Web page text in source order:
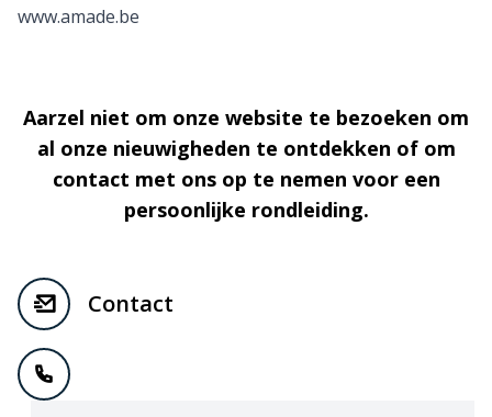
www.amade.be
Aarzel niet om onze website te bezoeken om
al onze nieuwigheden te ontdekken of om
contact met ons op te nemen voor een
persoonlijke rondleiding.
Contact